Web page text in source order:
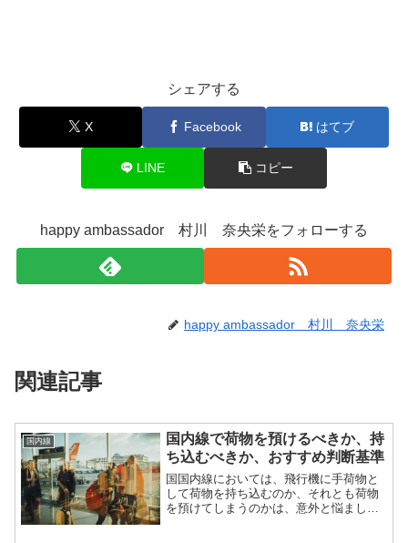
シェアする
X Facebook はてブ
LINE コピー
happy ambassador 村川 奈央栄をフォローする
happy ambassador 村川 奈央栄
関連記事
国内線
国内線で荷物を預けるべきか、持
ち込むべきか、おすすめ判断基準
国国内線においては、飛行機に手荷物と
して荷物を持ち込むのか、それとも荷物
を預けてしまうのかは、意外と悩ましい